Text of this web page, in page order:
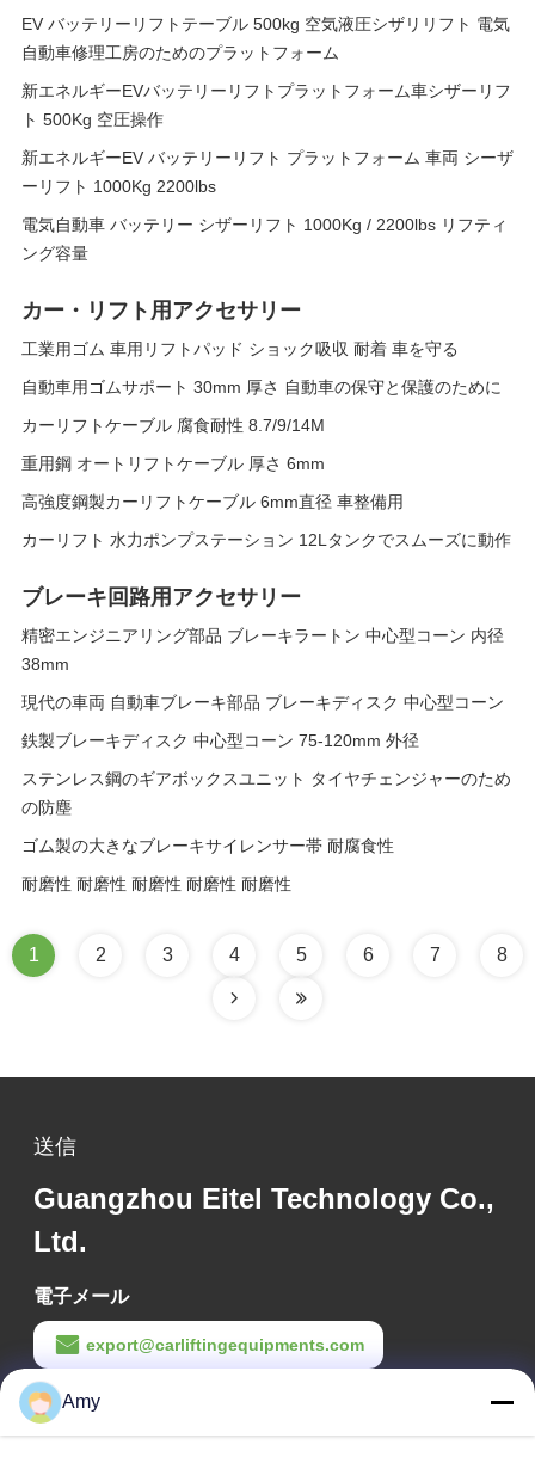
EV バッテリーリフトテーブル 500kg 空気液圧シザリリフト 電気
自動車修理工房のためのプラットフォーム
新エネルギーEVバッテリーリフトプラットフォーム車シザーリフ
ト 500Kg 空圧操作
新エネルギーEV バッテリーリフト プラットフォーム 車両 シーザ
ーリフト 1000Kg 2200lbs
電気自動車 バッテリー シザーリフト 1000Kg / 2200lbs リフティ
ング容量
カー・リフト用アクセサリー
工業用ゴム 車用リフトパッド ショック吸収 耐着 車を守る
自動車用ゴムサポート 30mm 厚さ 自動車の保守と保護のために
カーリフトケーブル 腐食耐性 8.7/9/14M
重用鋼 オートリフトケーブル 厚さ 6mm
高強度鋼製カーリフトケーブル 6mm直径 車整備用
カーリフト 水力ポンプステーション 12Lタンクでスムーズに動作
ブレーキ回路用アクセサリー
精密エンジニアリング部品 ブレーキラートン 中心型コーン 内径
38mm
現代の車両 自動車ブレーキ部品 ブレーキディスク 中心型コーン
鉄製ブレーキディスク 中心型コーン 75-120mm 外径
ステンレス鋼のギアボックスユニット タイヤチェンジャーのため
の防塵
ゴム製の大きなブレーキサイレンサー帯 耐腐食性
耐磨性 耐磨性 耐磨性 耐磨性 耐磨性
1 2 3 4 5 6 7 8
送信
Guangzhou Eitel Technology Co.,
Ltd.
電子メール
export@carliftingequipments.com
作業時間
09:00-18:00
Amy